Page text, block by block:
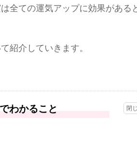
全ての運気アップに効果がある
紹介していきます。
わかること